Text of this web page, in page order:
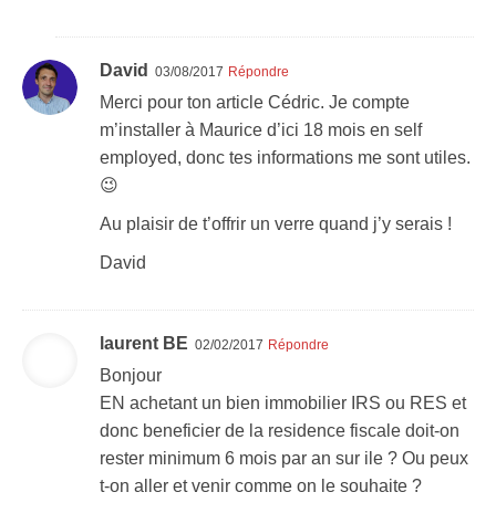
David 03/08/2017 Répondre
Merci pour ton article Cédric. Je compte
m’installer à Maurice d’ici 18 mois en self
employed, donc tes informations me sont utiles.
😉
Au plaisir de t’offrir un verre quand j’y serais !
David
laurent BE 02/02/2017 Répondre
Bonjour
EN achetant un bien immobilier IRS ou RES et
donc beneficier de la residence fiscale doit-on
rester minimum 6 mois par an sur ile ? Ou peux
t-on aller et venir comme on le souhaite ?